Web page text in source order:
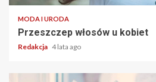
MODA I URODA
Przeszczep włosów u kobiet
Redakcja 4 lata ago